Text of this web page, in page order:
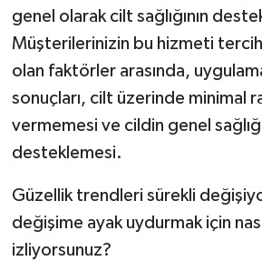
genel olarak cilt sağlığının
Müşterilerinizin bu hizmeti
olan faktörler arasında,
sonuçları, cilt üzerinde minimal
vermemesi ve cildin genel
desteklemesi.
Güzellik trendleri sürekli
değişime ayak uydurmak için
izliyorsunuz?